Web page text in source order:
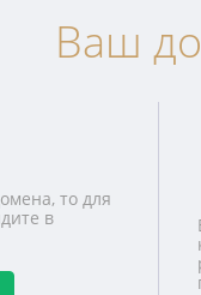
Ваш
то для
в